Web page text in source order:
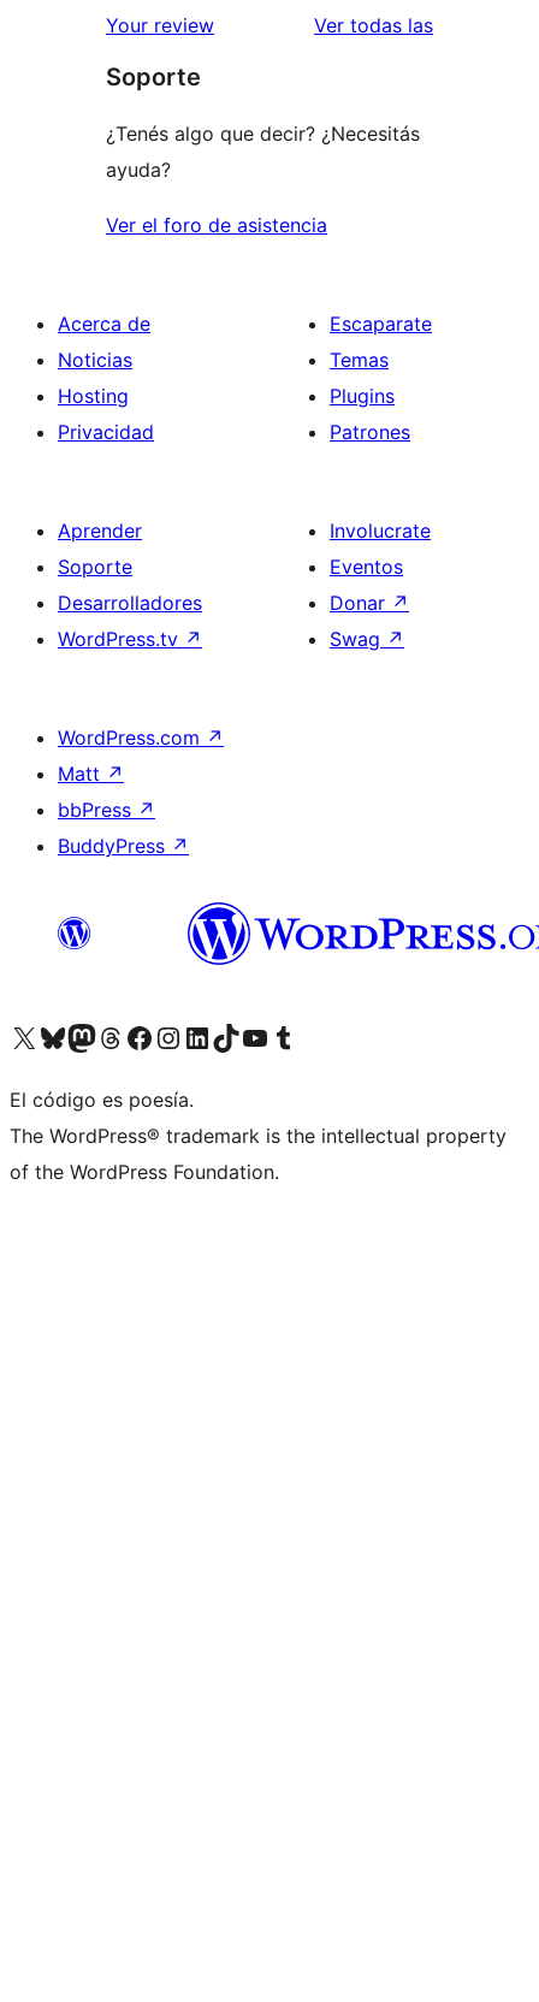
estrellas
de
estrellas
Your review Ver todas lasreseñas
Soporte
¿Tenés algo que decir? ¿Necesitás
ayuda?
Ver el foro de asistencia
Acerca de
Noticias
Hosting
Privacidad
Escaparate
Temas
Plugins
Patrones
Aprender
Soporte
Desarrolladores
WordPress.tv ↗
Involucrate
Eventos
Donar ↗
Swag ↗
WordPress.com ↗
Matt ↗
bbPress ↗
BuddyPress ↗
Visitá nuestra cuenta de X (anteriormente Twitter)
Visitá nuestra cuenta de Bluesky
Visitá nuestra cuenta de Mastodon
Visitá nuestra cuenta de Threads
Visitá nuestra página de Facebook
Visitá nuestra cuenta de Instagram
Visitá nuestra cuenta de LinkedIn
Visitá nuestra cuenta de TikTok
Visitá nuestro canal de YouTube
Visitá nuestra cuenta de Tumblr
El código es poesía.
The WordPress® trademark is the intellectual property
of the WordPress Foundation.